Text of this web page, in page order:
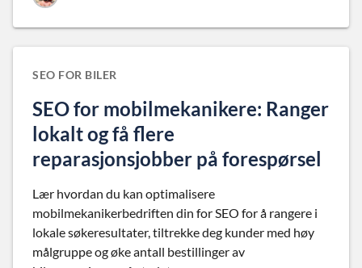
SEO FOR BILER
SEO for mobilmekanikere: Ranger
lokalt og få flere
reparasjonsjobber på forespørsel
Lær hvordan du kan optimalisere
mobilmekanikerbedriften din for SEO for å rangere i
lokale søkeresultater, tiltrekke deg kunder med høy
målgruppe og øke antall bestillinger av